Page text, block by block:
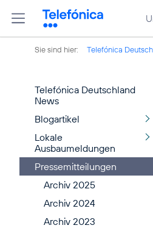
Sie sind hier: Telefónica
Telefónica Deutschland
News
Blogartikel
Lokale
Ausbaumeldungen
Pressemitteilungen
Archiv 2025
Archiv 2024
Archiv 2023